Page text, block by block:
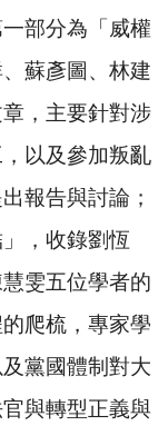
部分為「威權
蘇彥圖、林建
，主要針對涉
以及參加叛亂
報告與討論；
，收錄劉恆
雯五位學者的
爬梳，專家學
黨國體制對大
與轉型正義與